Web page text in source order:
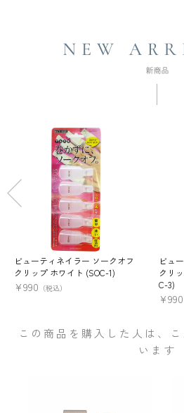
ビューティネイラー ソークオフ
クリップ ホワイト (SOC-1)
¥990 （税込）
ビュ
クリ
C-3)
¥990
この商品を購入した人は、
います